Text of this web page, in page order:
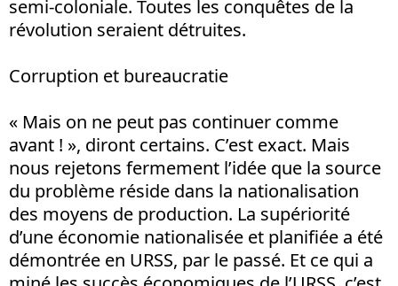
semi-coloniale. Toutes les conquêtes de la
révolution seraient détruites.
Corruption et bureaucratie
« Mais on ne peut pas continuer comme
avant ! », diront certains. C’est exact. Mais
nous rejetons fermement l’idée que la source
du problème réside dans la nationalisation
des moyens de production. La supériorité
d’une économie nationalisée et planifiée a été
démontrée en URSS, par le passé. Et ce qui a